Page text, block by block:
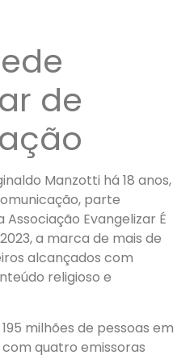
de
Manzotti há 18 anos,
parte
Evangelizar É
a marca de mais de
alcançados com
religioso e
milhões de pessoas em
quatro emissoras